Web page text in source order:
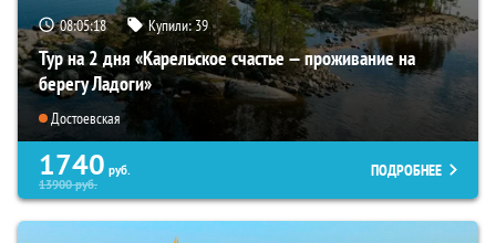
08:05:17 Купили:39
Тур на 2 дня «Карельское счастье — проживание на
берегу Ладоги»
Достоевская
1740 руб.
13900руб.
ПОДРОБНЕЕ